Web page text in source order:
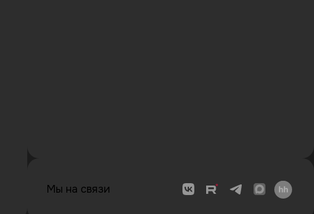
Мы на связи